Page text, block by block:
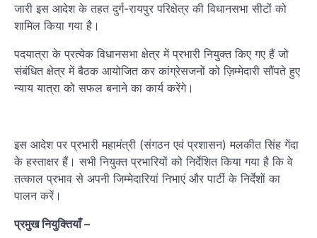
जारी इस आदेश के तहत दुर्ग-रायपुर परिक्षेत्र की विधानसभा सीटों को
शामिल किया गया है।
पदयात्रा के प्रत्येक विधानसभा क्षेत्र में प्रभारी नियुक्त किए गए हैं जो
संबंधित क्षेत्र में बैठक आयोजित कर कांग्रेसजनों को ज़िम्मेदारी सौंपते हुए
न्याय यात्रा को सफल बनाने का कार्य करेंगे।
इस आदेश पर प्रभारी महामंत्री (संगठन एवं प्रशासन) मलकीत सिंह गेंदा
के हस्ताक्षर हैं। सभी नियुक्त प्रभारियों को निर्देशित किया गया है कि वे
तत्काल प्रभाव से अपनी जिम्मेदारियां निभाएं और पार्टी के निर्देशों का
पालन करें।
प्रमुख नियुक्तियाँ –